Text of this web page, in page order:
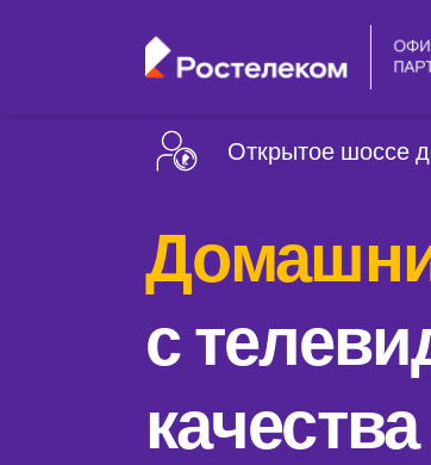
Открытое шоссе
с
качества